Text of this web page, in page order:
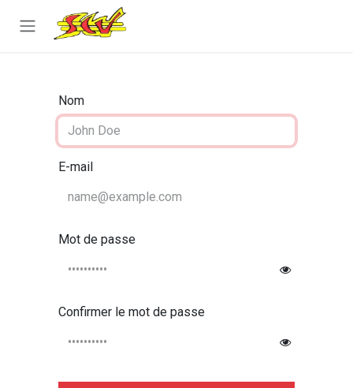
Se rendre au contenu
Nom
E-mail
Mot de passe
Confirmer le mot de passe